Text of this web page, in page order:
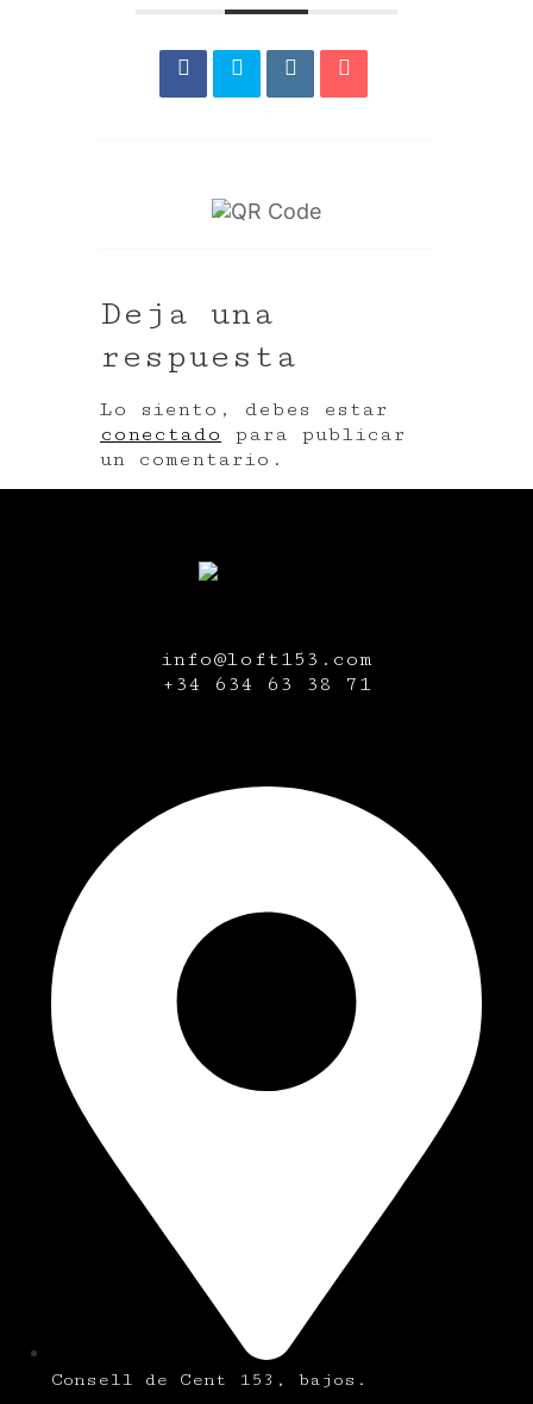
Deja una
respuesta
Lo siento, debes estar
conectado para publicar
un comentario.
info@loft153.com
+34 634 63 38 71
Consell de Cent 153, bajos.